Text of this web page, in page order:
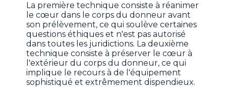
La première technique consiste à réanimer
le cœur dans le corps du donneur avant
son prélèvement, ce qui soulève certaines
questions éthiques et n'est pas autorisé
dans toutes les juridictions. La deuxième
technique consiste à préserver le cœur à
l'extérieur du corps du donneur, ce qui
implique le recours à de l'équipement
sophistiqué et extrêmement dispendieux.